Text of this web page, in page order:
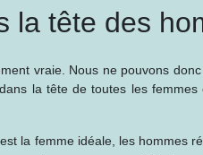
la tête des
vraie. Nous ne pouvons
la tête de toutes les femmes
la femme idéale, les hommes